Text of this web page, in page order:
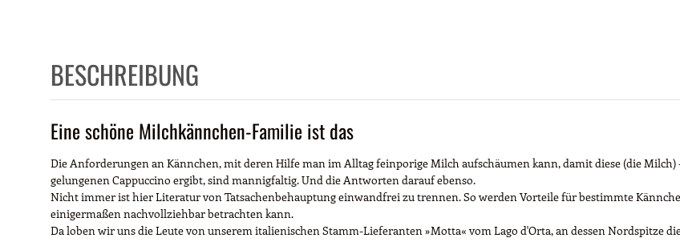
BESCHREIBUNG
Eine schöne Milchkännchen-Familie ist das
Die Anforderungen an Kännchen, mit deren Hilfe man im Alltag feinporige Milch aufschäumen kann, damit diese (die
gelungenen Cappuccino ergibt, sind mannigfaltig. Und die Antworten darauf ebenso.
Nicht immer ist hier Literatur von Tatsachenbehauptung einwandfrei zu trennen. So werden Vorteile für bestimmte
einigermaßen nachvollziehbar betrachten kann.
Da loben wir uns die Leute von unserem italienischen Stamm-Lieferanten »Motta« vom Lago d'Orta, an dessen Nordspitze